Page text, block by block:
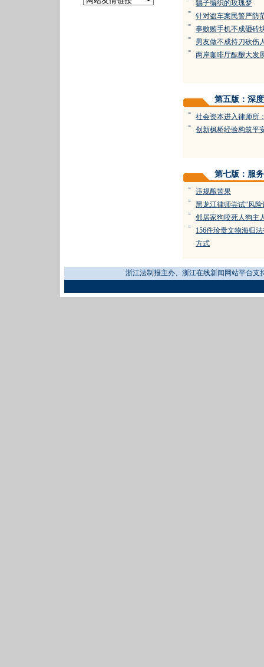
骗子编织的玫瑰梦
= 针对盗车案民警严防
= 事败贿手机不成砸砖
= 男友做不成持刀砍伤
= 两岸咖啡厅酝酿大发
第五版：深度
= 社会资本进入律师所
= 创新枫桥经验构筑平
第七版：服务
= 违规酿苦果
= 黑龙江律师尝试“风险
= 邻居家狗咬死人狗主
=
156件珍贵文物海归
方式
浙江法制报主办、浙江在线新闻网站平台